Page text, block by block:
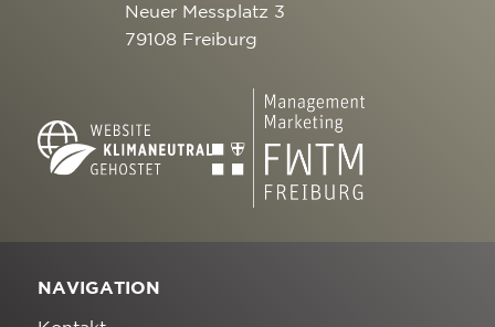
Neuer Messplatz 3
79108 Freiburg
NAVIGATION